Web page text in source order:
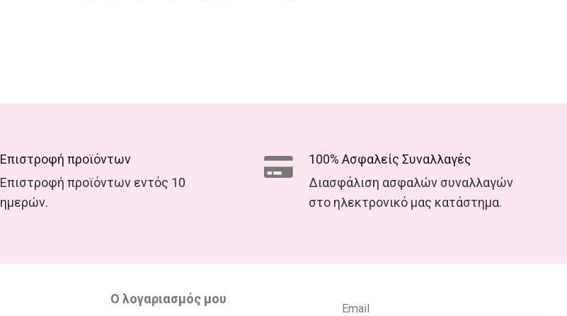
Επιστροφή προϊόντων
Επιστροφή προϊόντων εντός 10
ημερών.
100% Ασφαλείς Συναλλαγές
Διασφάλιση ασφαλών συναλλαγών
στο ηλεκτρονικό μας κατάστημα.
Ο λογαριασμός μου
Email